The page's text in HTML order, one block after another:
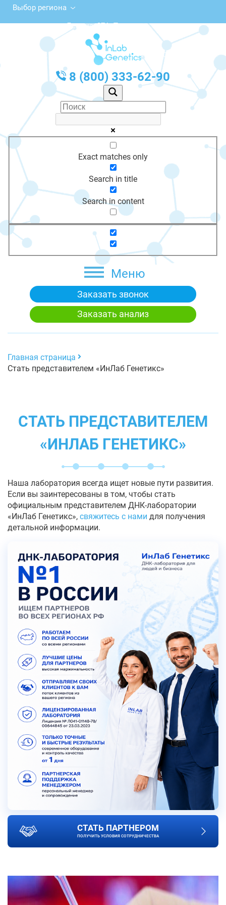
Выбор региона
ул. Ленина, 37А, Тетюши
с 10:00 до 20:00
График работы: Пн-Пт с 10:00 до 20:00
8 (800) 333-62-90
Exact matches only
Search in title
Search in content
Меню
Заказать звонок
Заказать анализ
Главная страница
Стать представителем «ИнЛаб Генетикс»
СТАТЬ ПРЕДСТАВИТЕЛЕМ
«ИНЛАБ ГЕНЕТИКС»
Наша лаборатория всегда ищет новые пути развития.
Если вы заинтересованы в том, чтобы стать
официальным представителем ДНК-лаборатории
«ИнЛаб Генетикс», свяжитесь с нами для получения
детальной информации.
СТАТЬ ПАРТНЕРОМ
ПОЛУЧИТЬ УСЛОВИЯ СОТРУДНИЧЕСТВА